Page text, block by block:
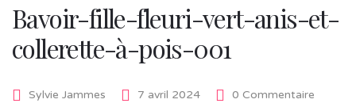
Bavoir-fille-fleuri-vert-anis-et-
collerette-à-pois-001
Sylvie Jammes 7 avril 2024 0 Commentaire